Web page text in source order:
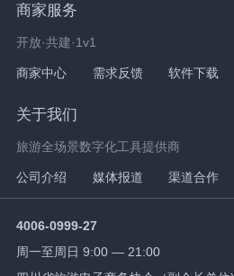
商家服务
开放·共建·1v1
商家中心 需求反馈 软件下载
关于我们
旅游全场景数字化工具提供商
公司介绍 媒体报道 渠道合作
4006-0999-27
周一至周日 9:00 — 21:00